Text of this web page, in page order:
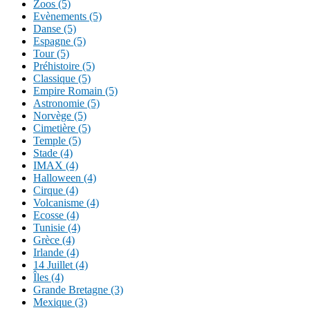
Zoos (5)
Evènements (5)
Danse (5)
Espagne (5)
Tour (5)
Préhistoire (5)
Classique (5)
Empire Romain (5)
Astronomie (5)
Norvège (5)
Cimetière (5)
Temple (5)
Stade (4)
IMAX (4)
Halloween (4)
Cirque (4)
Volcanisme (4)
Ecosse (4)
Tunisie (4)
Grèce (4)
Irlande (4)
14 Juillet (4)
Îles (4)
Grande Bretagne (3)
Mexique (3)